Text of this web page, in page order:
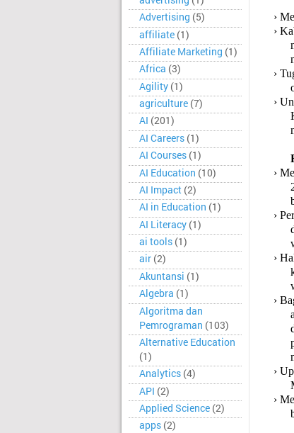
Advertising (5)
affiliate (1)
Affiliate Marketing (1)
Africa (3)
Agility (1)
agriculture (7)
AI (201)
AI Careers (1)
AI Courses (1)
AI Education (10)
AI Impact (2)
AI in Education (1)
AI Literacy (1)
ai tools (1)
air (2)
Akuntansi (1)
Algebra (1)
Algoritma dan
Pemrograman (103)
Alternative Education
(1)
Analytics (4)
API (2)
Applied Science (2)
apps (2)
›
›
›
›
›
›
›
›
›
›